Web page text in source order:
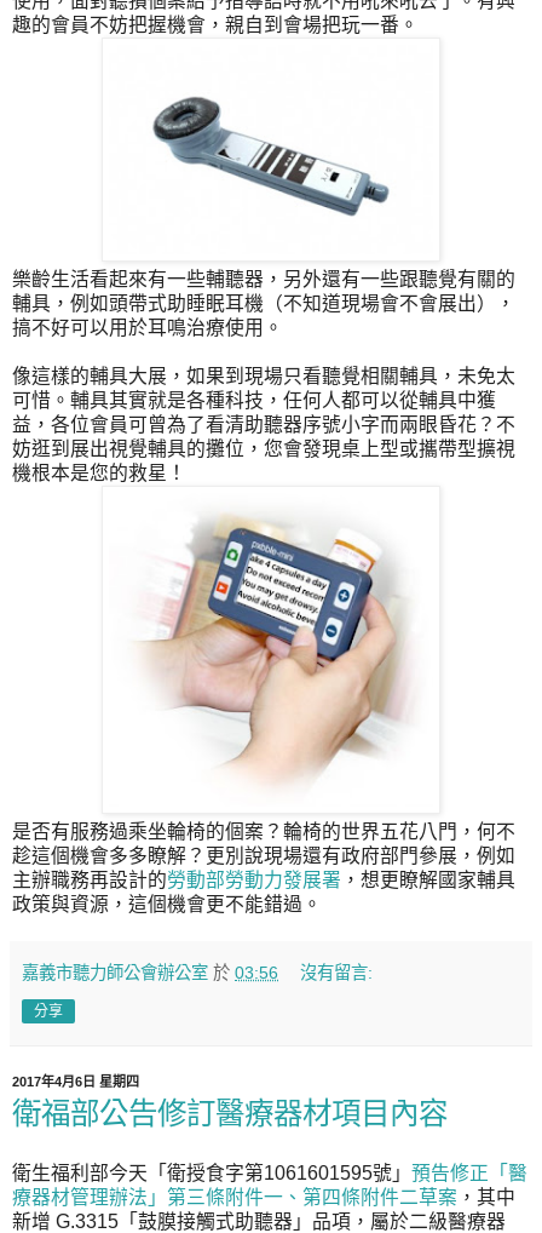
趣的會員不妨把握機會，親自到會場把玩一番。
樂齡生活看起來有一些輔聽器，另外還有一些跟聽覺有關的
輔具，例如頭帶式助睡眠耳機（不知道現場會不會展出），
搞不好可以用於耳鳴治療使用。
像這樣的輔具大展，如果到現場只看聽覺相關輔具，未免太
可惜。輔具其實就是各種科技，任何人都可以從輔具中獲
益，各位會員可曾為了看清助聽器序號小字而兩眼昏花？不
妨逛到展出視覺輔具的攤位，您會發現桌上型或攜帶型擴視
機根本是您的救星！
是否有服務過乘坐輪椅的個案？輪椅的世界五花八門，何不
趁這個機會多多瞭解？更別說現場還有政府部門參展，例如
主辦職務再設計的勞動部勞動力發展署 ，想更瞭解國家輔具
政策與資源，這個機會更不能錯過。
嘉義市聽力師公會辦公室 於 03:56 沒有留言:
分享
2017年4月6日 星期四
衛福部公告修訂醫療器材項目內容
衛生福利部今天「衛授食字第1061601595號」 預告修正「醫
療器材管理辦法」第三條附件一、第四條附件二草案 ，其中
新增 G.3315「鼓膜接觸式助聽器」品項，屬於二級醫療器